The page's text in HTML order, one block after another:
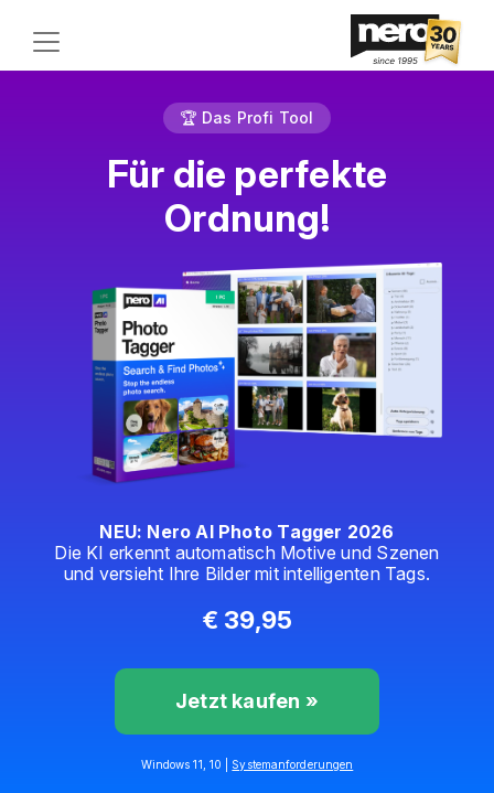
🏆 Das Profi Tool
Für die perfekte
Ordnung!
NEU: Nero AI Photo Tagger 2026
Die KI erkennt automatisch Motive und Szenen
und versieht Ihre Bilder mit intelligenten Tags.
€ 39,95
Jetzt kaufen »
Windows 11, 10 | Systemanforderungen